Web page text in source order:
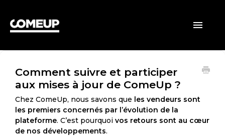
Toggle
VENDEURS
GÉNÉRAL
Comment suivre et participer
aux mises à jour de ComeUp ?
Chez ComeUp, nous savons que les vendeurs sont
les premiers concernés par l’évolution de la
plateforme. C’est pourquoi vos retours sont au cœur
de nos développements.